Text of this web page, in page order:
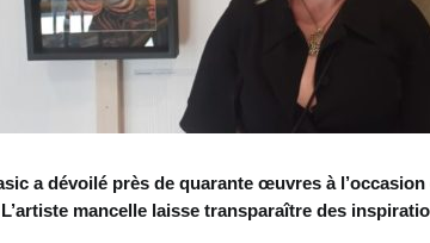
a dévoilé près de quarante œuvres à
mancelle laisse transparaître des